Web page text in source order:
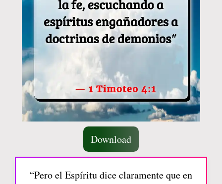
Download
“Pero el Espíritu dice claramente que en